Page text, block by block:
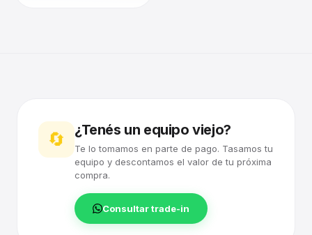
🔄 ¿Tenés un equipo viejo?
Te lo tomamos en parte de pago. Tasamos tu
equipo y descontamos el valor de tu próxima
compra.
Consultar trade-in